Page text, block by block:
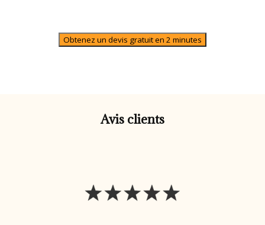
Obtenez un devis gratuit en 2 minutes
Avis clients